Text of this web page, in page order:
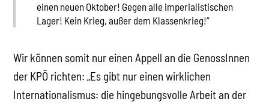
einen neuen Oktober! Gegen alle imperialistischen
Lager! Kein Krieg, außer dem Klassenkrieg!“
Wir können somit nur einen Appell an die GenossInnen
der KPÖ richten: „Es gibt nur einen wirklichen
Internationalismus: die hingebungsvolle Arbeit an der